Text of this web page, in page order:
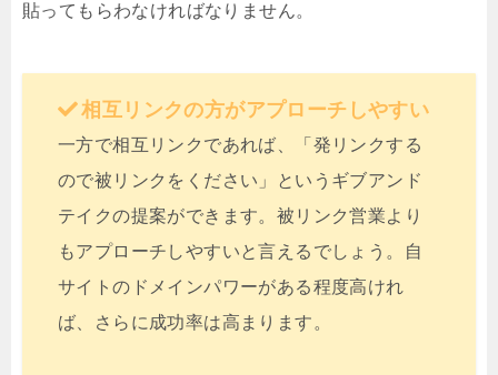
貼ってもらわなければなりません。
相互リンクの方がアプローチしやすい
一方で相互リンクであれば、「発リンクする
ので被リンクをください」というギブアンド
テイクの提案ができます。被リンク営業より
もアプローチしやすいと言えるでしょう。自
サイトのドメインパワーがある程度高けれ
ば、さらに成功率は高まります。